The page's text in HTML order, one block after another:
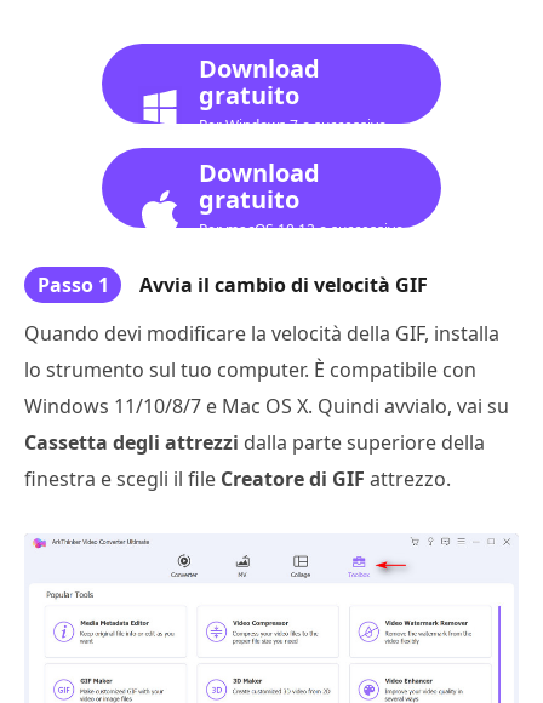
Download
gratuito
Per Windows 7 o successivo
Download
gratuito
Per macOS 10.12 o successivo
Passo 1
Avvia il cambio di velocità GIF
Quando devi modificare la velocità della GIF, installa
lo strumento sul tuo computer. È compatibile con
Windows 11/10/8/7 e Mac OS X. Quindi avvialo, vai su
Cassetta degli attrezzi dalla parte superiore della
finestra e scegli il file Creatore di GIF attrezzo.